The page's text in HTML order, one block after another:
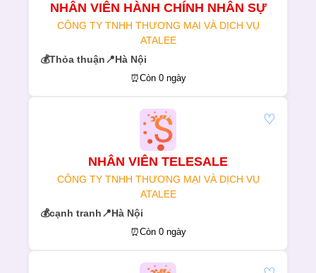
NHÂN VIÊN HÀNH CHÍNH NHÂN SỰ
CÔNG TY TNHH THƯƠNG MẠI VÀ DỊCH VỤ
ATALEE
💰Thỏa thuận📍Hà Nội
⏰Còn 0 ngày
NHÂN VIÊN TELESALE
CÔNG TY TNHH THƯƠNG MẠI VÀ DỊCH VỤ
ATALEE
💰cạnh tranh📍Hà Nội
♡
⏰Còn 0 ngày